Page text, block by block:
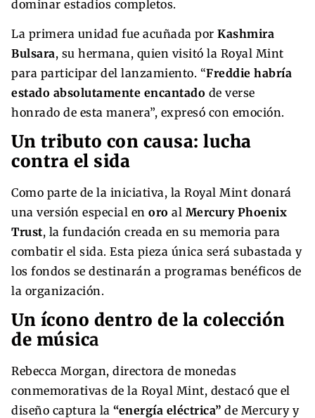
dominar estadios completos.
La primera unidad fue acuñada por Kashmira
Bulsara, su hermana, quien visitó la Royal Mint
para participar del lanzamiento. “Freddie habría
estado absolutamente encantado de verse
honrado de esta manera”, expresó con emoción.
Un tributo con causa: lucha
contra el sida
Como parte de la iniciativa, la Royal Mint donará
una versión especial en oro al Mercury Phoenix
Trust, la fundación creada en su memoria para
combatir el sida. Esta pieza única será subastada y
los fondos se destinarán a programas benéficos de
la organización.
Un ícono dentro de la colección
de música
Rebecca Morgan, directora de monedas
conmemorativas de la Royal Mint, destacó que el
diseño captura la “energía eléctrica” de Mercury y